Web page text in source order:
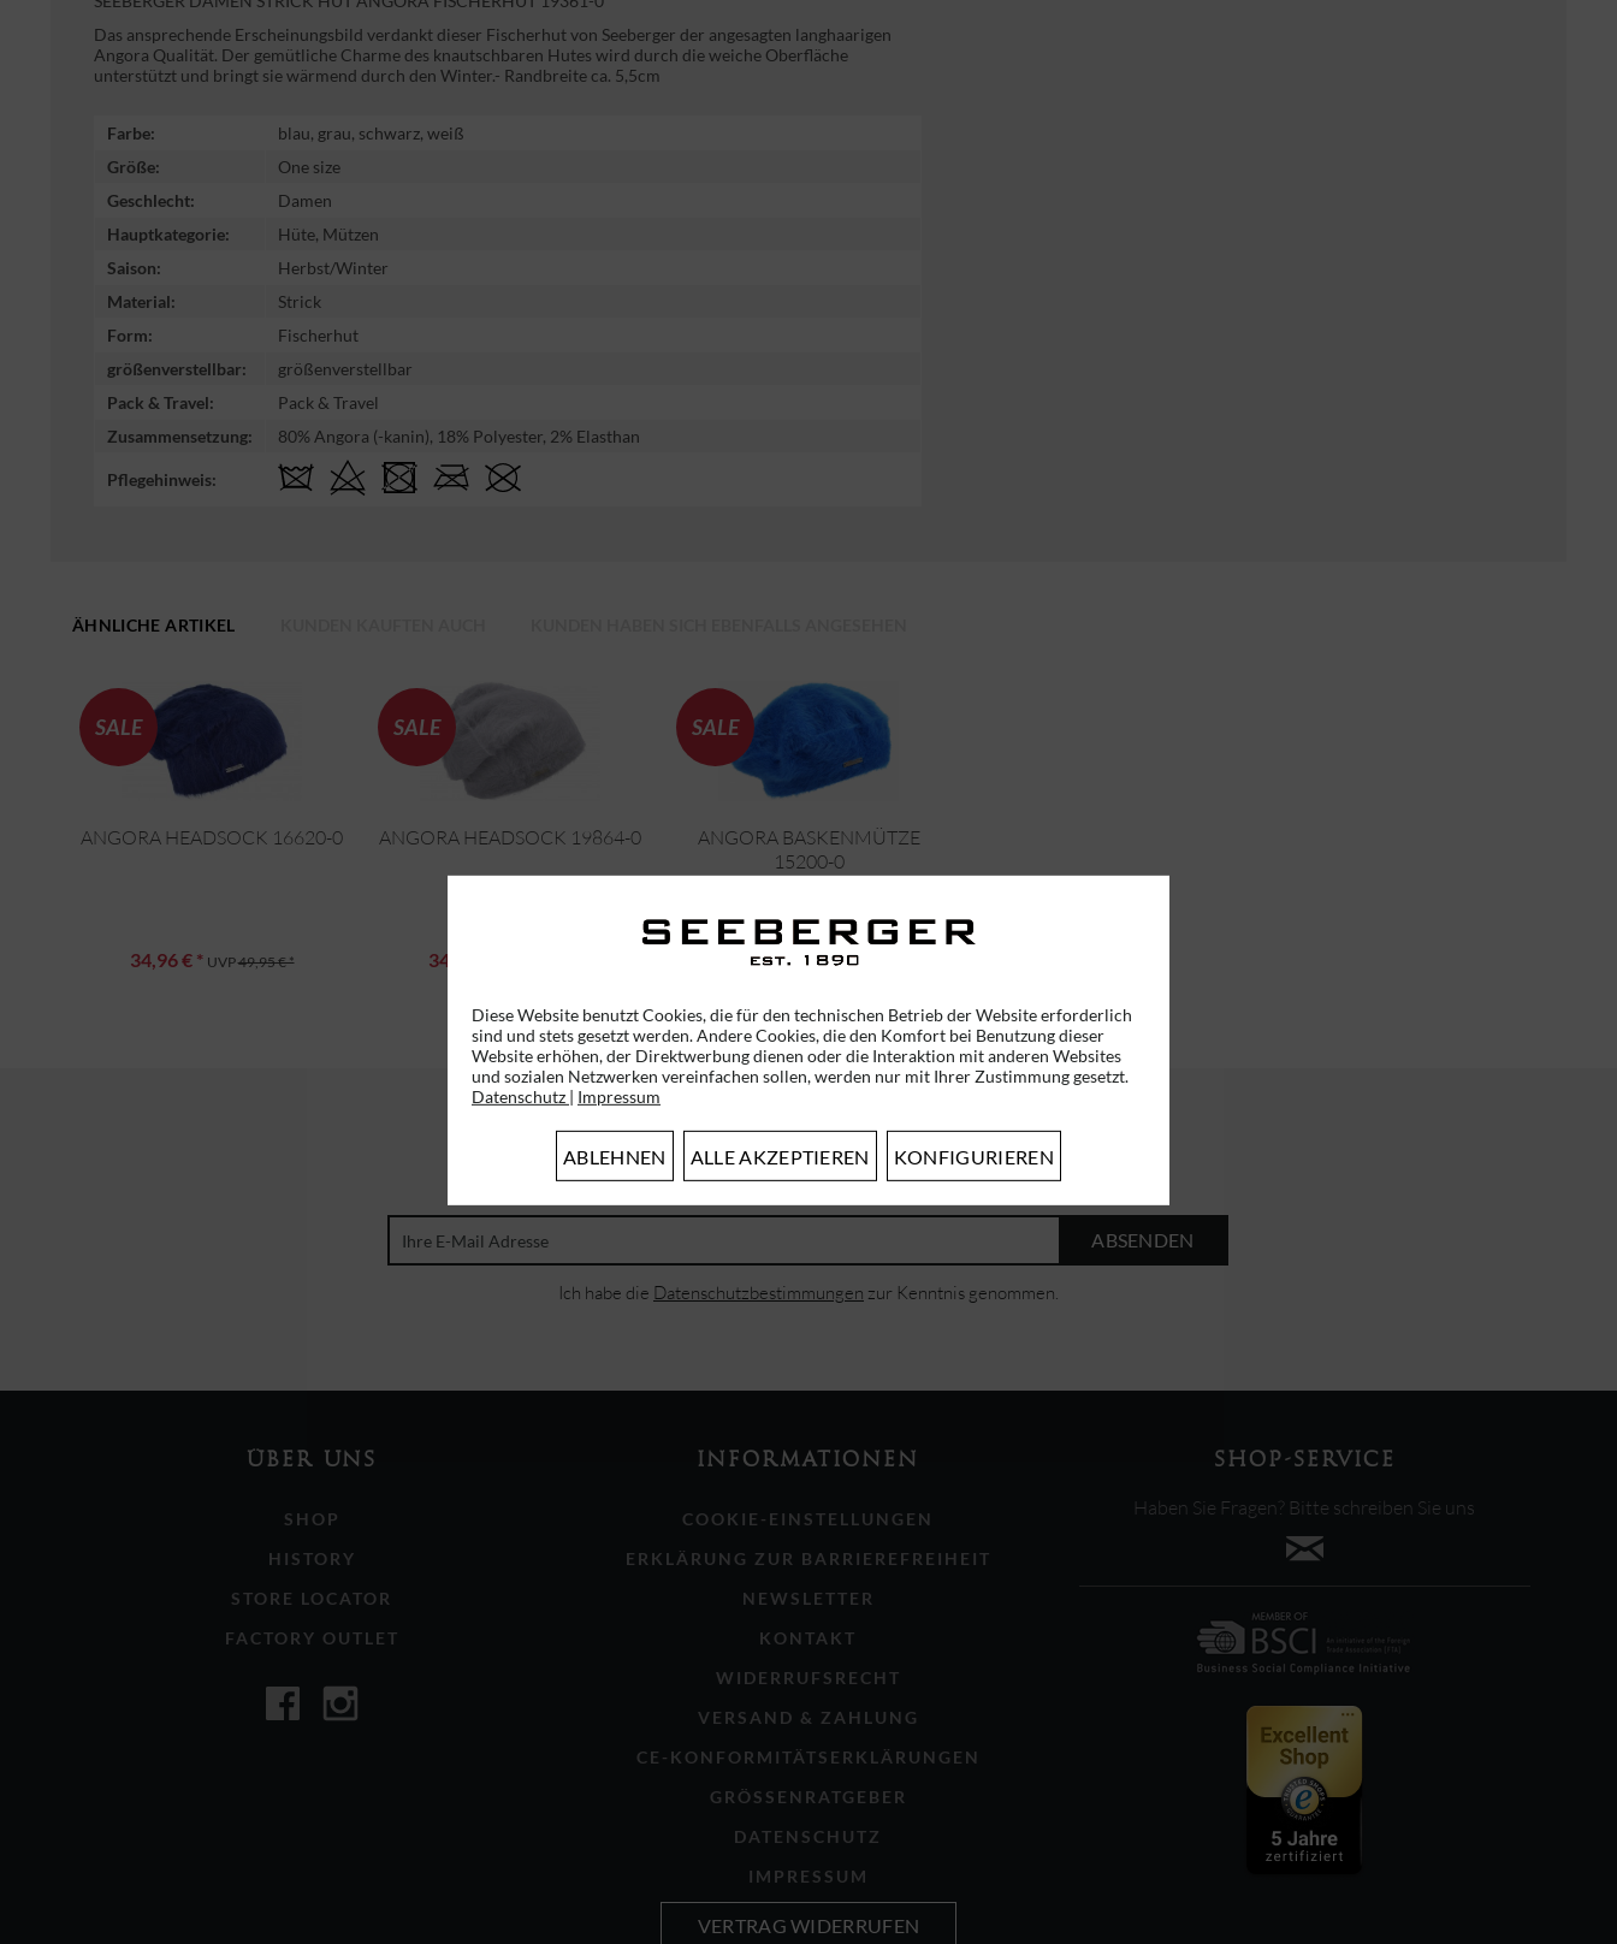
Das ansprechende Erscheinungsbild verdankt dieser Fischerhut von Seeberger der angesagten langhaarigen
Angora Qualität. Der gemütliche Charme des knautschbaren Hutes wird durch die weiche Oberfläche
unterstützt und bringt sie wärmend durch den Winter.- Randbreite ca. 5,5cm
Farbe:
blau, grau, schwarz, weiß
Größe:
One size
Geschlecht:
Damen
Hauptkategorie:
Hüte, Mützen
Saison:
Herbst/Winter
Material:
Strick
Form:
Fischerhut
größenverstellbar:
größenverstellbar
Pack & Travel:
Pack & Travel
Zusammensetzung:
80% Angora (-kanin), 18% Polyester, 2% Elasthan
Pflegehinweis:
ÄHNLICHE ARTIKEL
SALE
ANGORA HEADSOCK 16620-0
34,96 € * UVP49,95 € *
SALE
ANGORA HEADSOCK 19864-0
34,96 € *
SALE
ANGORA BASKENMÜTZE
15200-0
32,16 € * UVP45,95 € *
ABONNIEREN SIE UNSEREN NEWSLETTER!
ERHALTEN SIE EINMALIG EINEN 5 EURO GUTSCHEIN
ABSENDEN
Ich habe die Datenschutzbestimmungen zur Kenntnis genommen.
ÜBER UNS
SHOP
HISTORY
STORE LOCATOR
FACTORY OUTLET
INFORMATIONEN
COOKIE-EINSTELLUNGEN
ERKLÄRUNG ZUR BARRIEREFREIHEIT
NEWSLETTER
KONTAKT
WIDERRUFSRECHT
VERSAND & ZAHLUNG
CE-KONFORMITÄTSERKLÄRUNGEN
GRÖSSENRATGEBER
DATENSCHUTZ
IMPRESSUM
VERTRAG WIDERRUFEN
SHOP-SERVICE
Haben Sie Fragen? Bitte schreiben Sie uns
Diese Website benutzt Cookies, die für den technischen Betrieb der Website erforderlich
sind und stets gesetzt werden. Andere Cookies, die den Komfort bei Benutzung dieser
Website erhöhen, der Direktwerbung dienen oder die Interaktion mit anderen Websites
und sozialen Netzwerken vereinfachen sollen, werden nur mit Ihrer Zustimmung gesetzt.
Datenschutz | Impressum
ABLEHNEN ALLE AKZEPTIEREN KONFIGURIEREN